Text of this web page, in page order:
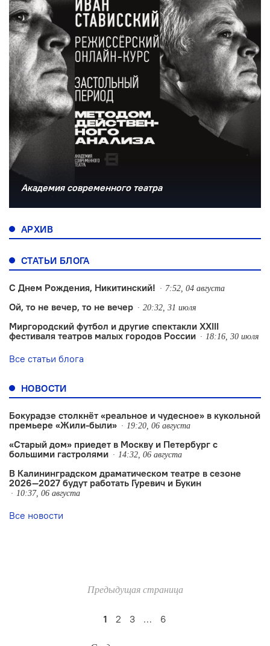
Академия современного театра
АРХИВ
СТАТЬИ БЛОГА
С Днем Рождения, Никитинский! 7:52, 04 августа
Ой, то не вечер, то не вечер 20:32, 31 июля
Миргородский футбол и другие спектакли XXIII
фестиваля театров малых городов России
18:16, 30 июля
Все статьи блога
НОВОСТИ
Бокурадзе столкнëт «реальное и чудесное» в кукольной
премьере «Жили-были»
19:20, 06 августа
«Старый дом» приедет в Москву и Петербург с
большими гастролями
14:32, 06 августа
В Калининградском драматическом театре в сезоне
2026—2027 будут работать Гуревич и Букин
10:37, 06 августа
Все новости
Предыдущая страница
1 2 3 … 6